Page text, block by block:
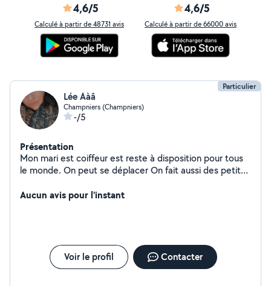
4,6/5
Calculé à partir de 48731 avis
4,6/5
Calculé à partir de 66000 avis
Particulier
Lée Aàâ
Champniers (Champniers)
-/5
Présentation
Mon mari est coiffeur est reste à disposition pour tous
le monde. On peut se déplacer On fait aussi des petites
Aucun avis pour l'instant
Voir le profil Contacter